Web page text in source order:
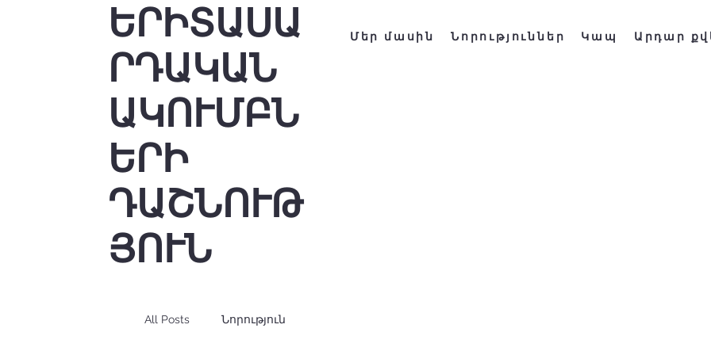
ԵՐԻՏԱՍԱ
ՐԴԱԿԱՆ
ԱԿՈՒՄԲՆ
ԵՐԻ
ԴԱՇՆՈՒԹ
ՅՈՒՆ
Մեր մասին Նորություններ Կապ Արդար
All Posts Նորություն